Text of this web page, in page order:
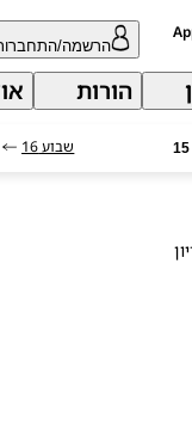
הרשמה/התחברות
הורות